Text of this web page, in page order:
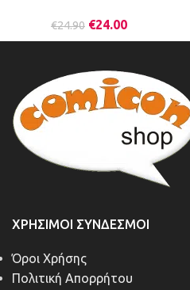
€24.90 €24.00
ΧΡΉΣΙΜΟΙ ΣΎΝΔΕΣΜΟΙ
Όροι Χρήσης
Πολιτική Απορρήτου